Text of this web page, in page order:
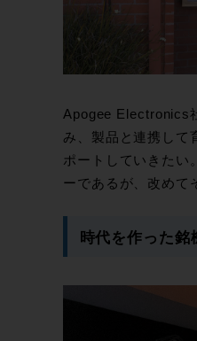
Apogee Electronics
み、製品と連携して
ポートしていきたい
ーであるが、改めて
時代を作った銘